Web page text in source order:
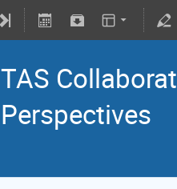
TAS
Perspectives